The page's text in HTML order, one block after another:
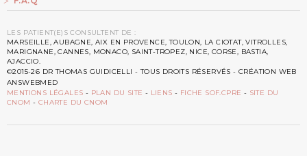
LES PATIENT(E)S CONSULTENT DE :
MARSEILLE, AUBAGNE, AIX EN PROVENCE, TOULON, LA CIOTAT, VITROLLES,
MARIGNANE, CANNES, MONACO, SAINT-TROPEZ, NICE, CORSE, BASTIA,
AJACCIO.
©2015-26 DR THOMAS GUIDICELLI - TOUS DROITS RÉSERVÉS - CRÉATION WEB
ANSWEBMED
MENTIONS LÉGALES - PLAN DU SITE - LIENS - FICHE SOF.CPRE - SITE DU
CNOM - CHARTE DU CNOM